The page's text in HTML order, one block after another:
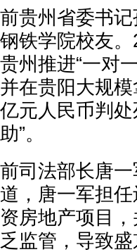
前贵州省委书
钢铁学院校友
贵州推进“一对
并在贵阳大规
亿元人民币判
助”。
前司法部长唐
道，唐一军担
资房地产项目
乏监管，导致